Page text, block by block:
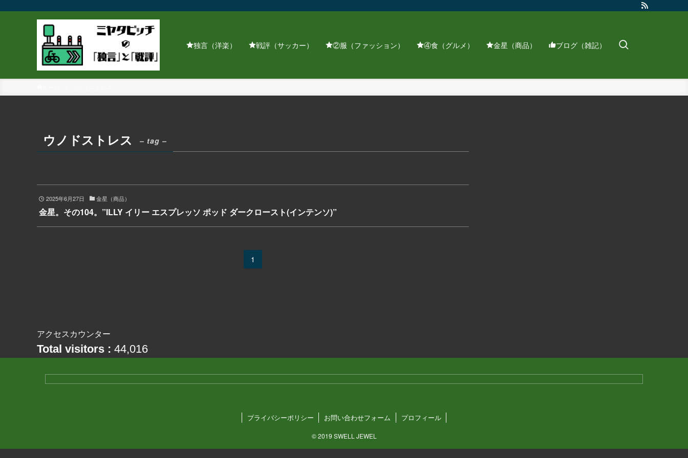
独言（洋楽） 戦評（サッカー） ②服（ファッション） ④食（グルメ） 金星（商品） ブログ（雑記）
ウノドストレス – tag –
2025年6月27日 金星（商品）
金星。その104。”ILLY イリー エスプレッソ ポッド ダークロースト(インテンソ)”
1
アクセスカウンター
Total visitors : 44,016
プライバシーポリシー お問い合わせフォーム プロフィール
©2019 SWELL JEWEL